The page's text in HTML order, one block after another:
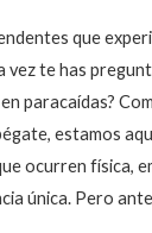
que
vez te has
paracaídas?
estamos
ocurren física,
única. Pero